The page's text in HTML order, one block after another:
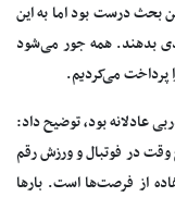
بحث درست بود اما به این
بدهند. همه جور می‌شود
پرداخت می‌کردیم.
عادلانه بود، توضیح داد:
در فوتبال و ورزش رقم
از فرصت‌ها است. بارها